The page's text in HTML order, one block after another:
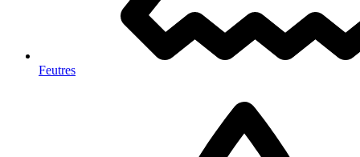
Feutres